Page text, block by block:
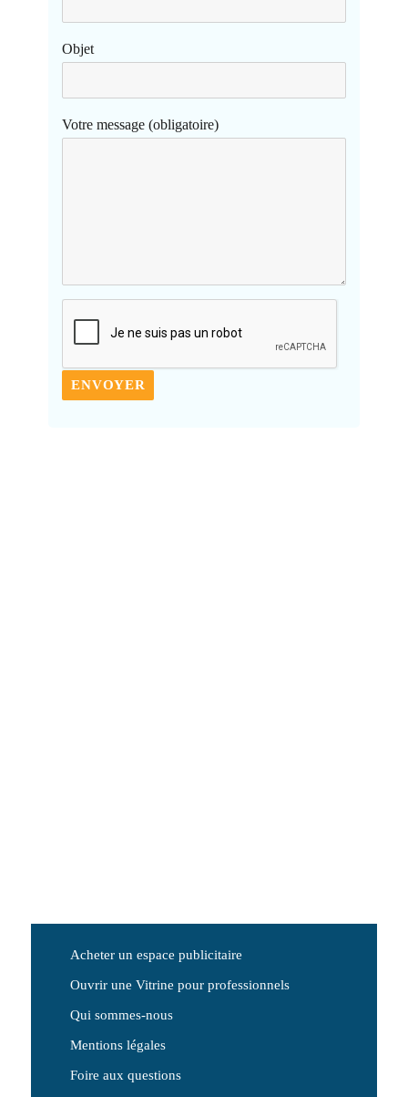
Objet
Votre message (obligatoire)
Acheter un espace publicitaire
Ouvrir une Vitrine pour professionnels
Qui sommes-nous
Mentions légales
Foire aux questions